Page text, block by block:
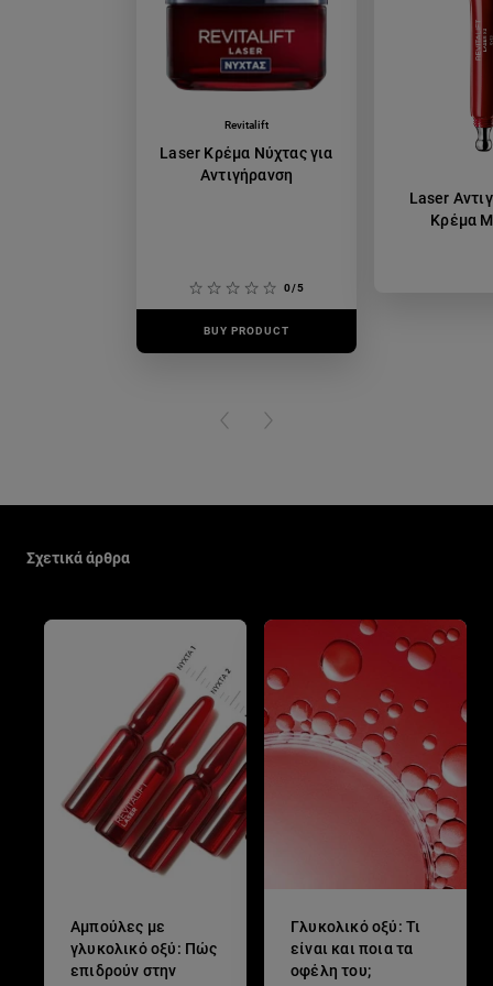
Revitalift
Laser Κρέμα Νύχτας για
Αντιγήρανση
0/5
BUY PRODUCT
Laser
Κρέμα
PREVIOUS CARD
NEXT CARD
Σχετικά άρθρα
Αμπούλες με
γλυκολικό οξύ: Πώς
επιδρούν στην
Γλυκολικό οξύ: Τι
είναι και ποια τα
οφέλη του;